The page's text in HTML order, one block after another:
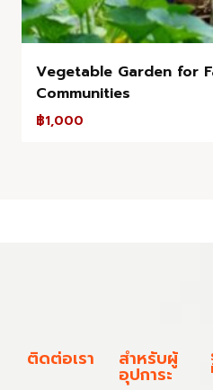
Vegetable Garden for
Communities
฿1,000
ติดต่อเรา สำหรับผู้
อุปการะ